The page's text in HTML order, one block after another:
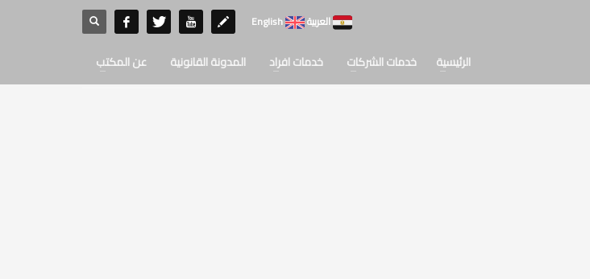
العربية English
الرئيسية خدمات الشركات خدمات افراد المدونة القانونية عن المكتب